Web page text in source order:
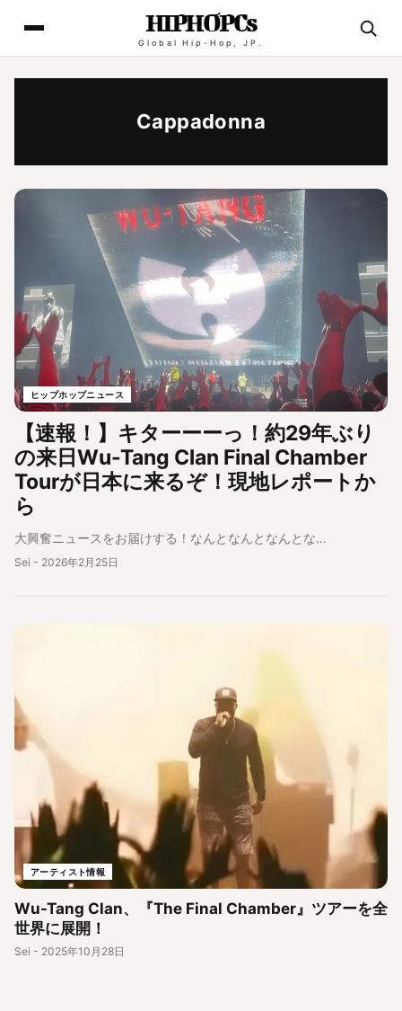
HIPHOPCs
Global Hip-Hop, JP.
Cappadonna
ヒップホップニュース
【速報！】キターーーっ！約29年ぶり
の来日Wu-Tang Clan Final Chamber
Tourが日本に来るぞ！現地レポートか
ら
大興奮ニュースをお届けする！なんとなんとなんとな…
Sei - 2026年2月25日
アーティスト情報
Wu-Tang Clan、『The Final Chamber』ツアーを全
世界に展開！
Sei - 2025年10月28日